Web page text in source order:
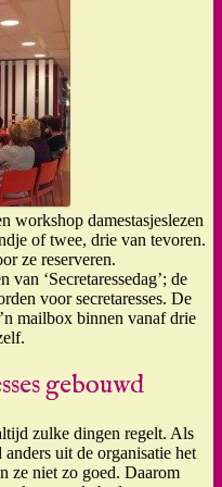
workshop damestasjeslezen
of twee, drie van tevoren.
ze reserveren.
‘Secretaressedag’; de
voor secretaresses. De
mailbox binnen vanaf drie
gebouwd
zulke dingen regelt. Als
uit de organisatie het
ze niet zo goed. Daarom